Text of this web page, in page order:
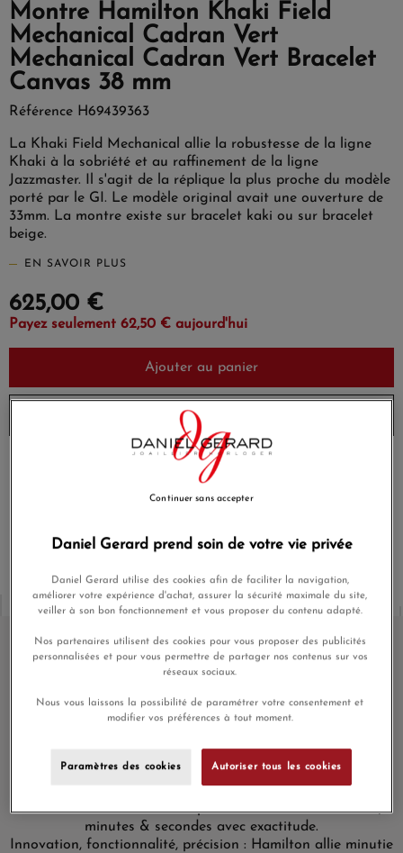
Montre Hamilton Khaki Field
Mechanical Cadran Vert
Mechanical Cadran Vert Bracelet
Canvas 38 mm
Référence H69439363
La Khaki Field Mechanical allie la robustesse de la ligne
Khaki à la sobriété et au raffinement de la ligne
Jazzmaster. Il s'agit de la réplique la plus proche du modèle
porté par le GI. Le modèle original avait une ouverture de
33mm. La montre existe sur bracelet kaki ou sur bracelet
beige.
EN SAVOIR PLUS
625,00 €
Payez seulement 62,50 € aujourd'hui
Ajouter au panier
Envoi sous 8 à 10 jours
Mechanical Cadran Vert
de 38 millimètres en acier inoxydable est coiffé d?un verre}
saphir. L?affichage est composé d?un cadran vert sur lequel
courent des aiguilles blanches qui pointent vers une
ceinture d'index en chiffres pour vous donner les heures,
minutes & secondes avec exactitude.
Innovation, fonctionnalité, précision : Hamilton allie minutie
Daniel Gerard prend soin de votre vie privée
Daniel Gerard utilise des cookies afin de faciliter la navigation,
améliorer votre expérience d'achat, assurer la sécurité maximale du site,
veiller à son bon fonctionnement et vous proposer du contenu adapté.
Nos partenaires utilisent des cookies pour vous proposer des publicités
personnalisées et pour vous permettre de partager nos contenus sur vos
réseaux sociaux.
Nous vous laissons la possibilité de paramétrer votre consentement et
modifier vos préférences à tout moment.
Paramètres des cookies Autoriser tous les cookies
Continuer sans accepter